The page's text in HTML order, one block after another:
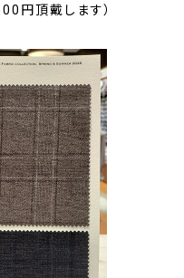
円頂戴します）